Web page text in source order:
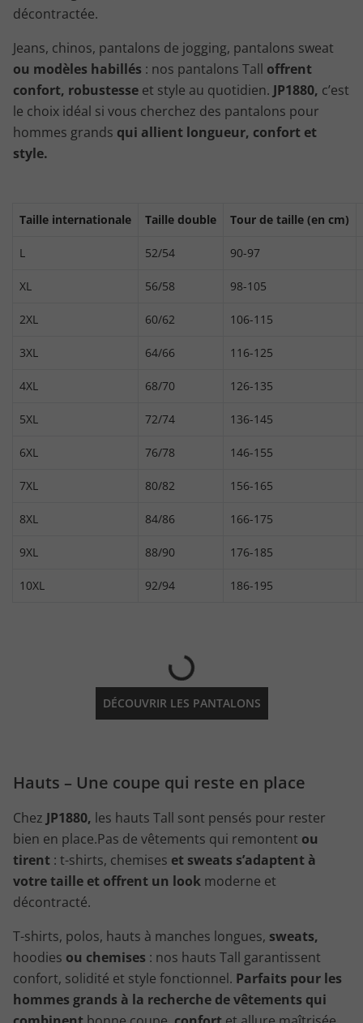
décontractée.
Jeans, chinos, pantalons de jogging, pantalons sweat
ou modèles habillés : nos pantalons Tall offrent
confort, robustesse et style au quotidien. JP1880, c’est
le choix idéal si vous cherchez des pantalons pour
hommes grands qui allient longueur, confort et
style.
Taille internationale Taille double Tour de taille (en cm)
L 52/54 90-97
XL 56/58 98-105
2XL 60/62 106-115
3XL 64/66 116-125
4XL 68/70 126-135
5XL 72/74 136-145
6XL 76/78 146-155
7XL 80/82 156-165
8XL 84/86 166-175
9XL 88/90 176-185
10XL 92/94 186-195
DÉCOUVRIR LES PANTALONS
Hauts – Une coupe qui reste en place
Chez JP1880, les hauts Tall sont pensés pour rester
bien en place.Pas de vêtements qui remontent ou
tirent : t-shirts, chemises et sweats s’adaptent à
votre taille et offrent un look moderne et
décontracté.
T-shirts, polos, hauts à manches longues, sweats,
hoodies ou chemises : nos hauts Tall garantissent
confort, solidité et style fonctionnel. Parfaits pour les
hommes grands à la recherche de vêtements qui